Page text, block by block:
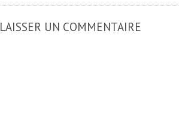
LAISSER UN COMMENTAIRE